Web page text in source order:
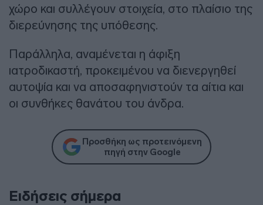
χώρο και συλλέγουν στοιχεία, στο πλαίσιο της
διερεύνησης της υπόθεσης.
Παράλληλα, αναμένεται η άφιξη
ιατροδικαστή, προκειμένου να διενεργηθεί
αυτοψία και να αποσαφηνιστούν τα αίτια και
οι συνθήκες θανάτου του άνδρα.
Προσθήκη ως προτεινόμενη
πηγή στην Google
Ειδήσεις σήμερα